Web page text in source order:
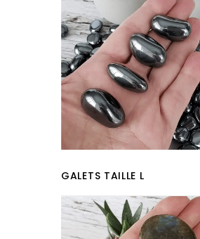
GALETS TAILLE L